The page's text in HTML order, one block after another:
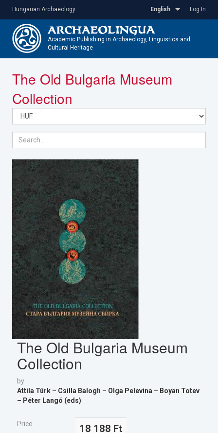
content
Hungarian Archaeology Log In
English
Academic Publishing in Archaeology, Linguistics and
Cultural Heritage
The Old Bulgaria Museum
Collection
The Old Bulgaria Museum
Collection
by
Attila Türk – Csilla Balogh – Olga Pelevina – Boyan Totev
– Péter Langó (eds)
Price 18 188 Ft